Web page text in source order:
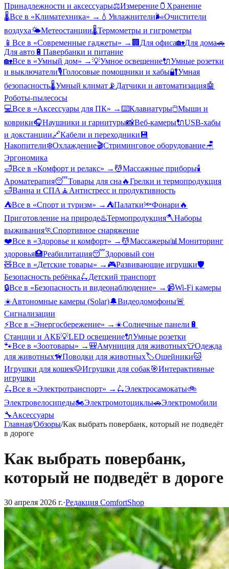
Принадлежности и аксессуары⚖️Измерение 🫙 Хранение
🌡️Все в «Климатехника» → 💧 Увлажнители🌬️Очистители
воздуха🌤️Метеостанции🌡️Термометры и гигрометры
📱 Все в «Современные гаджеты» → 🏢 Для офиса🏡Для дома🚗
Для авто 🔋 Павербанки и питание
🏡Все в «Умный дом» →💡Умное освещение🔌Умные розетки
и выключатели🎙️Голосовые помощники и хабы🔐Умная
безопасность🌡️Умный климат 📡 Датчики и автоматизация🤖
Роботы-пылесосы
💻Все в «Аксессуары для ПК» →⌨️Клавиатуры🖱️Мыши и
коврики🎧Наушники и гарнитуры📸Веб-камеры🔌USB-хабы
и докстанции🔗Кабели и переходники 💾
Накопители❄️Охлаждение🎬Стриминговое оборудование🪑
Эргономика
🛁Все в «Комфорт и релакс» → 💆Массажные приборы🕯️
Ароматерапия😴Товары для сна 🔥Грелки и термопродукция
🛁Ванна и СПА 🧘 Антистресс и продуктивность
⛺Все в «Спорт и туризм» → ⛺Палатки🔦Фонари 🔥
Приготовление на природе♨️Термопродукция🪓Наборы
выживания🏃Спортивное снаряжение
❤️Все в «Здоровье и комфорт» → 💆Массажеры📊 Мониторинг
здоровья🏥Реабилитация😴Здоровый сон
🧸Все в «Детские товары» → 🎮Развивающие игрушки🛡️
Безопасность ребёнка🛴Детский транспорт
🔒Все в «Безопасность и видеонаблюдение» → 📹Wi-Fi камеры
☀️Автономные камеры (Solar)🔔Видеодомофоны🚨
Сигнализации
⚡Все в «Энергосбережение» → ☀️Солнечные панели 🔋
Станции и АКБ💡LED освещение🔌Умные розетки
🐾Все в «Зоотовары» → 🎒Амуниция для животных👕Одежда
для животных🦮Поводки для животных🏷️Ошейники🐱
Игрушки для кошек🐶Игрушки для собак🎯Интерактивные
игрушки
🛴Все в «Электротранспорт» → 🛴Электросамокаты🚲
Электровелосипеды🏍️Электромотоциклы🚗Электромобили
🔧Аксессуары
Главная/Обзоры/Как выбрать повербанк, который не подведёт
в дороге
Как выбрать повербанк,
который не подведёт в дороге
30 апреля 2026 г.·Редакция ComfortShop